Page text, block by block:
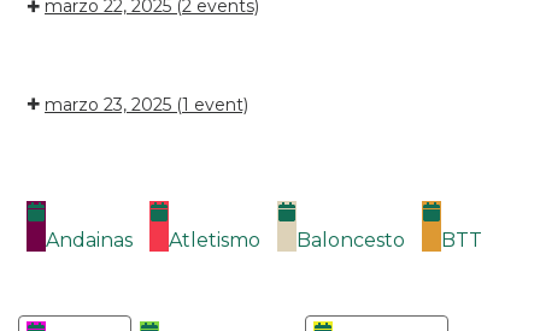
marzo 22, 2025 (2 events)
marzo 23, 2025 (1 event)
Categorías
Andainas Atletismo Baloncesto BTT